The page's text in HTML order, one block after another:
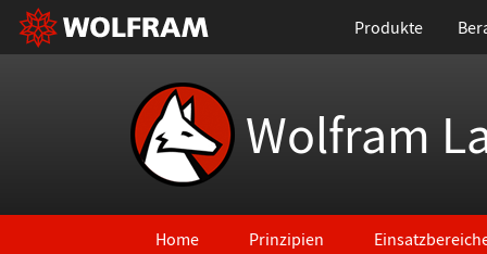
Produkte
Wolfram
Home Prinzipien